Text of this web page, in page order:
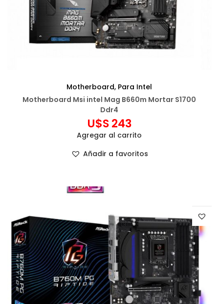
Motherboard, Para Intel
Motherboard Msi intel Mag B660m Mortar S1700
Ddr4
U$S243
Agregar al carrito
Añadir a favoritos